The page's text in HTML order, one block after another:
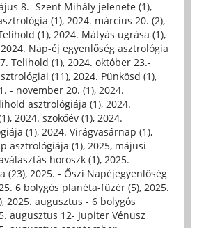
8.- Szent Mihály jelenete (1),
(1), 2024. március 20. (2),
(1), 2024. Mátyás ugrása (1),
2024. Nap-éj egyenlőség asztrológia
Telihold (1), 2024. október 23.-
(11), 2024. Pünkösd (1),
- november 20. (1), 2024.
asztrológiája (1), 2024.
, 2024. szökőév (1), 2024.
(1), 2024. Virágvasárnap (1),
asztrológiája (1), 2025, májusi
horoszk (1), 2025.
(23), 2025. - Őszi Napéjegyenlőség
6 bolygós planéta-füzér (5), 2025.
, 2025. augusztus - 6 bolygós
augusztus 12- Jupiter Vénusz